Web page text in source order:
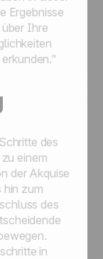
Ergebnisse
Ihre
des
einem
der Akquise
hin zum
des
in